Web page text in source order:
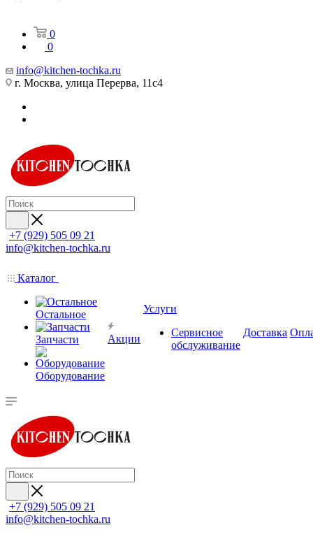
0
0
info@kitchen-tochka.ru
г. Москва, улица Перерва, 11с4
+7 (929) 505 09 21
info@kitchen-tochka.ru
Каталог
Остальное
Запчасти
Оборудование
Акции
Услуги
Сервисное
обслуживание
Доставка
+7 (929) 505 09 21
info@kitchen-tochka.ru